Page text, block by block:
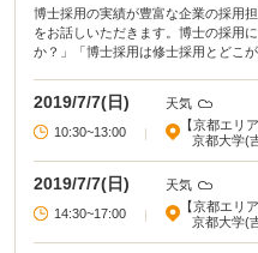
博士採用の実績が豊富な企業の採用
をお話しいただきます。博士の採用
か？」「博士採用は修士採用とどこ
きます。
2019/7/7(日)
天気
10:30~13:00
|
【京都エリア
京都大学(
2019/7/7(日)
天気
14:30~17:00
|
【京都エリア
京都大学(